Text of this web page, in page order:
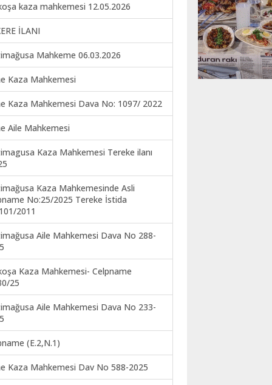
kaza mahkemesi 12.05.2026
İLANI
Mahkeme 06.03.2026
Kaza Mahkemesi
Kaza Mahkemesi Dava No: 1097/ 2022
Aile Mahkemesi
Kaza Mahkemesi Tereke ilanı
Kaza Mahkemesinde Asli
No:25/2025 Tereke İstida
2011
Aile Mahkemesi Dava No 288-
Kaza Mahkemesi- Celpname
25
Aile Mahkemesi Dava No 233-
(E.2,N.1)
Kaza Mahkemesi Dav No 588-2025